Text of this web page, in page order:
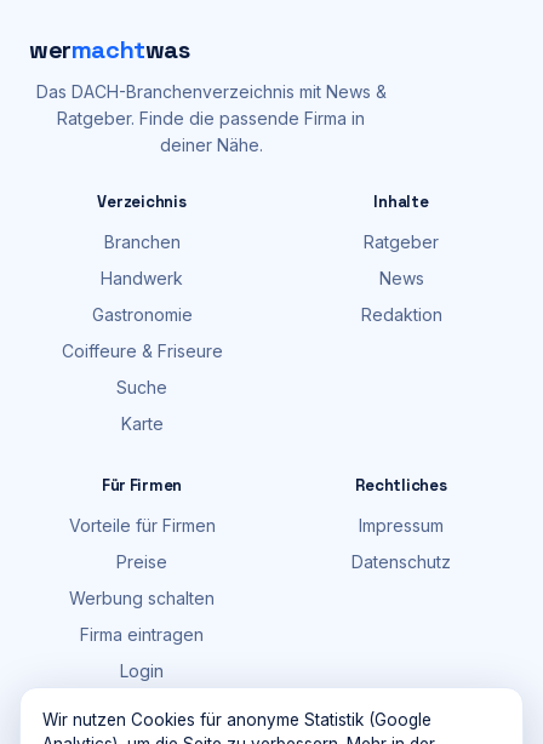
wermachtwas
Das DACH-Branchenverzeichnis mit News &
Ratgeber. Finde die passende Firma in
deiner Nähe.
Verzeichnis
Branchen
Handwerk
Gastronomie
Coiffeure & Friseure
Suche
Karte
Inhalte
Ratgeber
News
Redaktion
Für Firmen
Vorteile für Firmen
Preise
Werbung schalten
Firma eintragen
Login
Rechtliches
Impressum
Datenschutz
Wir nutzen Cookies für anonyme Statistik (Google